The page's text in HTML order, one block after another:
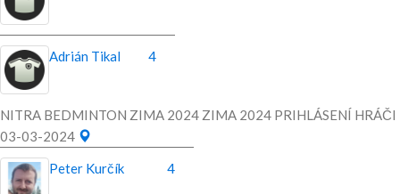
Adrián Tikal 4
NITRA BEDMINTON ZIMA 2024 ZIMA 2024 PRIHLÁSENÍ HRÁČI
03-03-2024
Peter Kurčík
4